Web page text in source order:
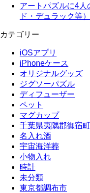
アートパズルに4
ド・デュラック等）
カテゴリー
iOSアプリ
iPhoneケース
オリジナルグッズ
ジグソーパズル
ディフューザー
ペット
マグカップ
千葉県夷隅郡御宿町
名入れ酒
宇宙海洋葬
小物入れ
時計
未分類
東京都調布市